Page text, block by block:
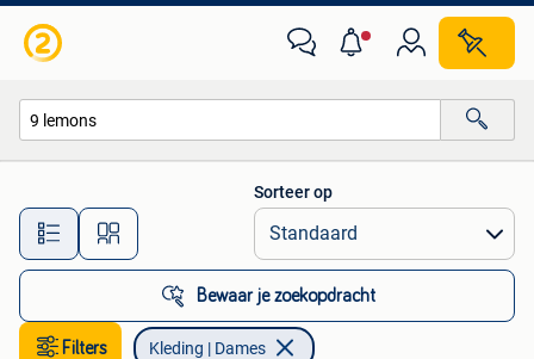
Alle afstanden…
Sorteer op
Bewaar je zoekopdracht
Filters Kleding | Dames